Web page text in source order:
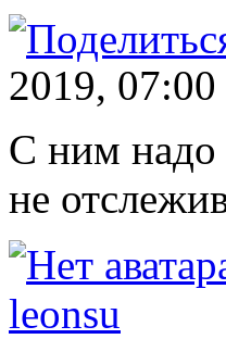
2019, 07:00
С ним надо
не
leonsu